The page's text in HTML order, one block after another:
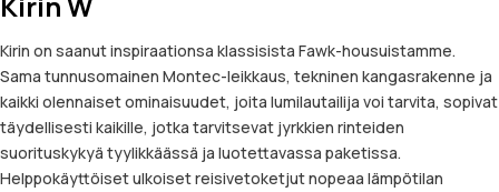
Kirin on saanut inspiraationsa klassisista Fawk-housuistamme.
Sama tunnusomainen Montec-leikkaus, tekninen kangasrakenne ja
kaikki olennaiset ominaisuudet, joita lumilautailija voi tarvita, sopivat
täydellisesti kaikille, jotka tarvitsevat jyrkkien rinteiden
suorituskykyä tyylikkäässä ja luotettavassa paketissa.
Helppokäyttöiset ulkoiset reisivetoketjut nopeaa lämpötilan